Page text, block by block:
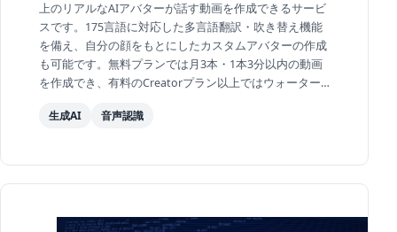
上のリアルなAIアバターが話す動画を作成できるサービ
スです。175言語に対応した多言語翻訳・吹き替え機能
を備え、自分の顔をもとにしたカスタムアバターの作成
も可能です。無料プランでは月3本・1本3分以内の動画
を作成でき、有料のCreatorプラン以上ではウォーター
修...
生成AI 音声認識